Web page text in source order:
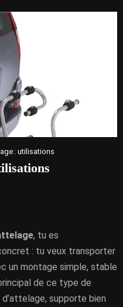
: utilisations
, tu es
: tu veux transporter
un montage simple, stable
de ce type de
supporte bien